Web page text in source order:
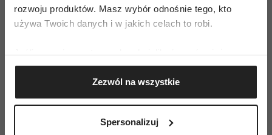
rozwoju produktów. Masz wybór odnośnie tego, kto
używa Twoich danych i w jakich celach to robi.
Jeśli wyrazisz na to zgodę, chcielibyśmy również:
Gromadzić dane dotyczące Twojej lokalizacji
geograficznej z dokładnością nawet do kilku metrów
Identyfikować Twoje urządzenie, aktywnie
(fingerprinting, czyli wirtualny odcisk palca)
Zezwól na wszystkie
Spersonalizuj
podobne w przyszłości.
diagnostyczne. Dlatego nie oznacza to, że
klasyfikować, rozpoznać, można jej
zaprogramować wachlarz reakcji, ale ponieważ
sama nie czuje, nie ma uwagi, nie ma